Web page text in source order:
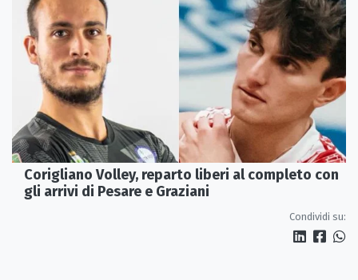
Corigliano Volley, reparto liberi al completo con
gli arrivi di Pesare e Graziani
Condividi su: